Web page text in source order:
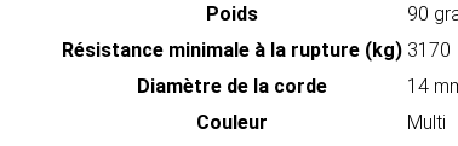
Poids
90
Résistance minimale à la rupture (kg) 3170
Diamètre de la corde
14
Couleur
Multi